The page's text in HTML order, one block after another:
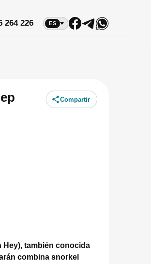
264 226 ES
Compartir
Hey), también conocida
combina snorkel